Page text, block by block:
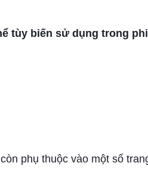
tùy biến sử dụng trong
phụ thuộc vào một số